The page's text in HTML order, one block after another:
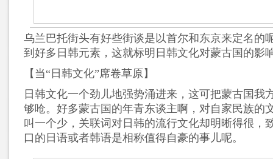
乌兰巴托街头有好些街谈是以首尔和东京来定名的
到好多日韩元素，这就标明日韩文化对蒙古国的影
【当“日韩文化”席卷草原】
日韩文化一个劲儿地强势涌进来，这可把蒙古国我
够呛。好多蒙古国的年青东谈主啊，对自家民族的
叫一个少，关联词对日韩的流行文化却明晰得很，
口的日语或者韩语是相称值得自豪的事儿呢。